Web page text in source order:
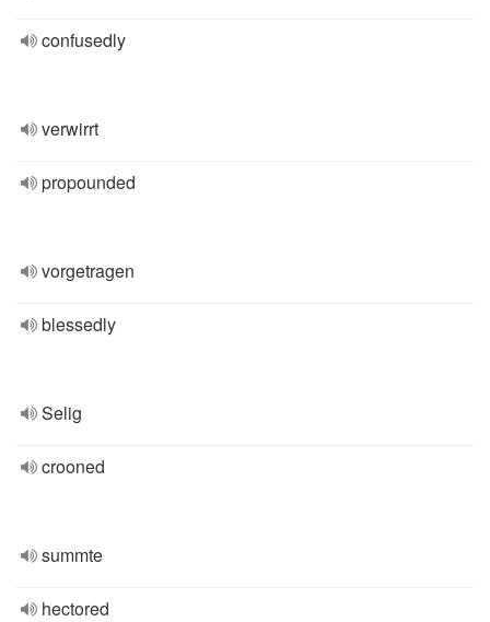
confusedly
verwirrt
propounded
vorgetragen
blessedly
Selig
crooned
summte
hectored